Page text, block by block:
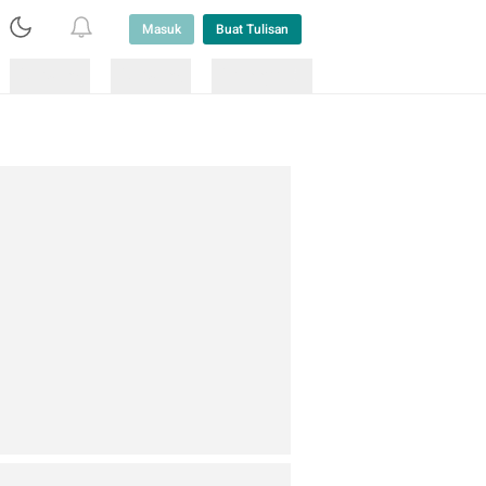
Masuk Buat Tulisan